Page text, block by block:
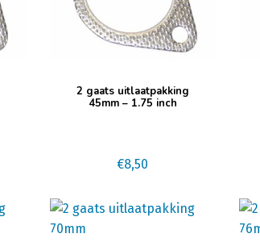
2 gaats uitlaatpakking
45mm – 1.75 inch
€8,50